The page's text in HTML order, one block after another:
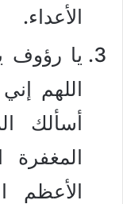
الأعداء.
يا رؤوف
اللهم
أسألك
الأعظم